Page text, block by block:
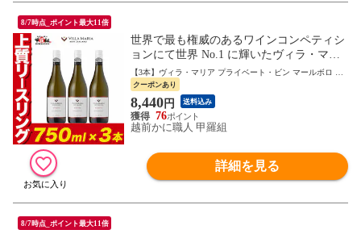
8/7時点_ポイント最大11倍
世界で最も権威のあるワインコンペティシ
ョンにて世界 No.1 に輝いたヴィラ・マリ
アのリースリングワイン ヴィラ・マリア
プライベート・ビン マールボロ リースリ
ング [2023] 750ml×3本セット ニュージーラ
ンド 白ワイン 辛口 お祝い ギフト 御中元
お中元 残暑見舞い 夏ギフト
【3本】ヴィラ・マリア プライベート・ビン マールボロ リ
ースリング
クーポンあり
8,440円 送料込み
76
越前かに職人 甲羅組
詳細を見る
8/7時点_ポイント最大11倍